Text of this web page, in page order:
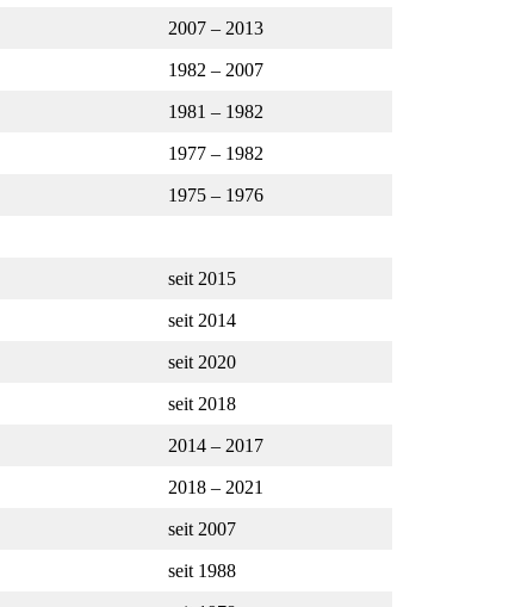
2007 – 2013
1982 – 2007
1981 – 1982
1977 – 1982
1975 – 1976
seit 2015
seit 2014
seit 2020
seit 2018
2014 – 2017
2018 – 2021
seit 2007
seit 1988